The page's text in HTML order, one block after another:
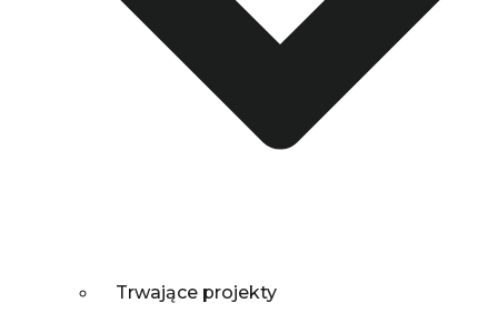
Trwające projekty